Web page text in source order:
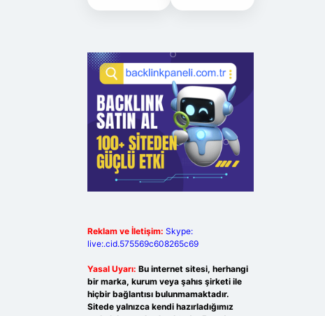
Reklam ve İletişim: Skype:
live:.cid.575569c608265c69
Yasal Uyarı: Bu internet sitesi, herhangi
bir marka, kurum veya şahıs şirketi ile
hiçbir bağlantısı bulunmamaktadır.
Sitede yalnızca kendi hazırladığımız